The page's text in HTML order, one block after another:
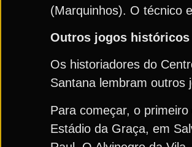
(Marquinhos). O técnico
Outros jogos históricos
Os historiadores do
Santana lembram outros
Para começar, o
Estádio da Graça, em